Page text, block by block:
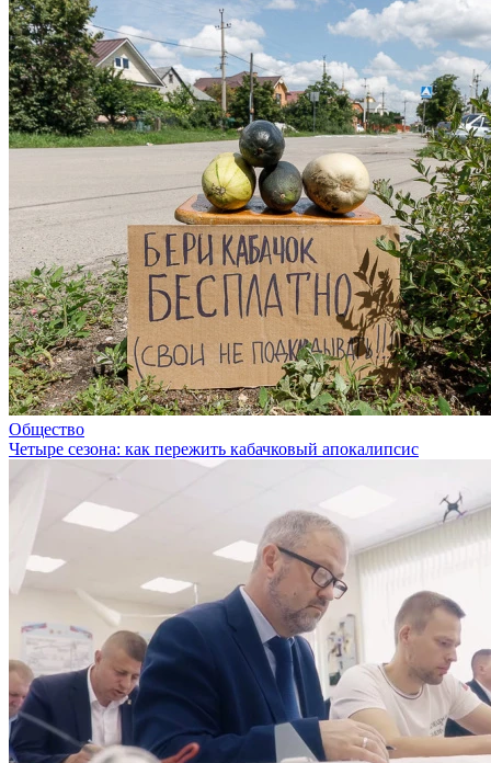
Общество
Четыре сезона: как пережить кабачковый апокалипсис